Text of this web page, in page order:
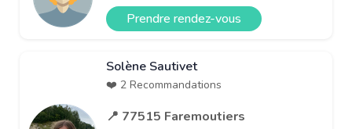
Prendre rendez-vous
Solène Sautivet
❤️ 2 Recommandations
📍 77515 Faremoutiers